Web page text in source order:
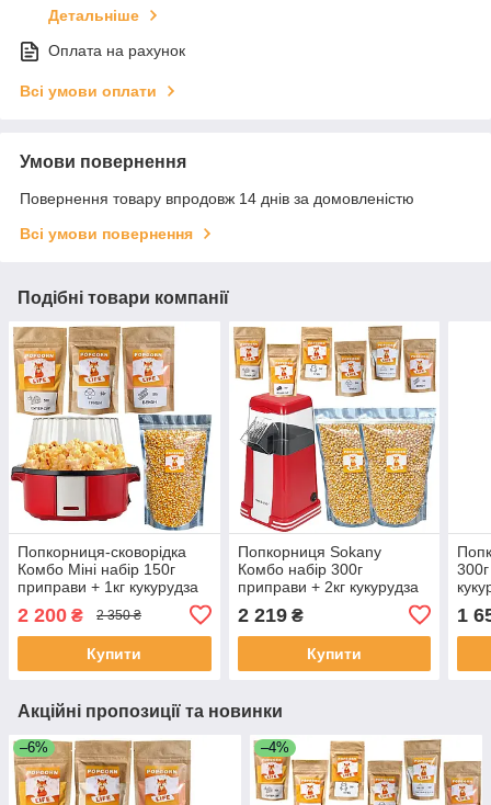
Детальніше
Оплата на рахунок
Всі умови оплати
Умови повернення
Повернення товару впродовж 14 днів за домовленістю
Всі умови повернення
Подібні товари компанії
Попкорниця-сковорідка
Комбо Міні набір 150г
приправи + 1кг кукурудза
2 200 ₴ 2 350 ₴
Купити
Попкорниця Sokany
Комбо набір 300г
приправи + 2кг кукурудза
2 219₴
Купити
1
Акційні пропозиції та новинки
–6% –4%